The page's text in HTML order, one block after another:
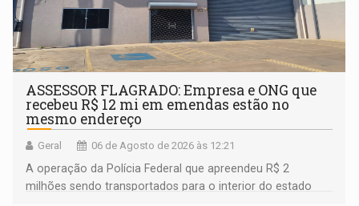
ASSESSOR FLAGRADO: Empresa e ONG que
recebeu R$ 12 mi em emendas estão no
mesmo endereço
Geral 06 de Agosto de 2026 às 12:21
A operação da Polícia Federal que apreendeu R$ 2
milhões sendo transportados para o interior do estado